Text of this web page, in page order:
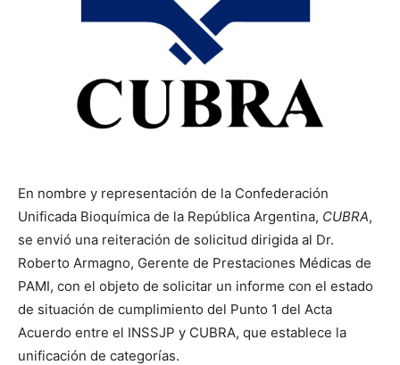
En nombre y representación de la Confederación
Unificada Bioquímica de la República Argentina, CUBRA,
se envió una reiteración de solicitud dirigida al Dr.
Roberto Armagno, Gerente de Prestaciones Médicas de
PAMI, con el objeto de solicitar un informe con el estado
de situación de cumplimiento del Punto 1 del Acta
Acuerdo entre el INSSJP y CUBRA, que establece la
unificación de categorías.